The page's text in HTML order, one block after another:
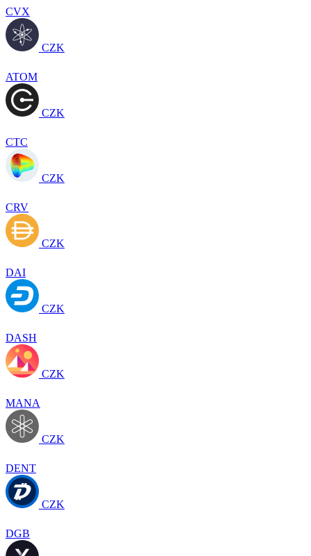
CVX
CZK
ATOM
CZK
CTC
CZK
CRV
CZK
DAI
CZK
DASH
CZK
MANA
CZK
DENT
CZK
DGB